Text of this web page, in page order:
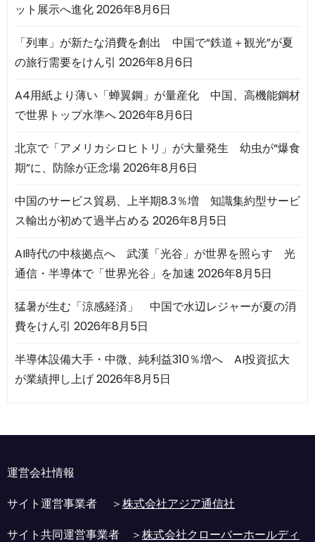
ット展示へ進化2026年8月6日
「列車」が新たな消費を創出 中国で“鉄道＋観光”が夏
の旅行需要をけん引 2026年8月6日
A4用紙より薄い「蝉翼鋼」が量産化 中国、高機能鋼材
で世界トップ水準へ2026年8月6日
北京で「アメリカシロヒトリ」が大量発生 幼虫が“爆食
期”に、防除が正念場2026年8月6日
中国のサービス貿易、上半期8.3％増 知識集約型サービ
ス輸出が初めて過半占める 2026年8月5日
AI時代の中核拠点へ 武漢「光谷」が世界を照らす 光
通信・半導体で「世界光谷」を加速 2026年8月5日
猛暑が生む「涼感経済」 中国で水辺レジャーが夏の消
費をけん引 2026年8月5日
半導体設備大手・中微、純利益310％増へ AI投資拡大
が業績押し上げ2026年8月5日
運営会社情報
サイト運営事業者 ＞株式会社アジア通信社
サイト共同運営事業者 ＞株式会社クローバーホールディ